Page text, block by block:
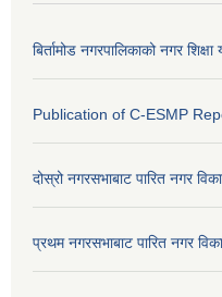
बिर्तामोड नगरपालिकाको नगर
Publication of C-ESMP
दोस्रो नगरसभाबाट पारित नगर
प्रथम नगरसभाबाट पारित नगर